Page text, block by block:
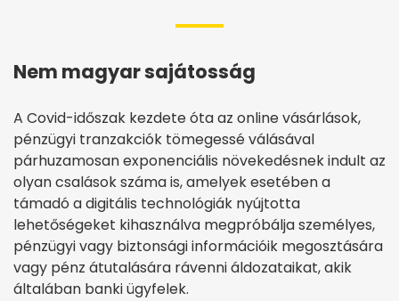
Nem magyar sajátosság
A Covid-időszak kezdete óta az online vásárlások,
pénzügyi tranzakciók tömegessé válásával
párhuzamosan exponenciális növekedésnek indult az
olyan csalások száma is, amelyek esetében a
támadó a digitális technológiák nyújtotta
lehetőségeket kihasználva megpróbálja személyes,
pénzügyi vagy biztonsági információik megosztására
vagy pénz átutalására rávenni áldozataikat, akik
általában banki ügyfelek.